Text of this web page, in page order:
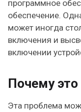
программное
обеспечение.
может иногда
включения и
включении
Почему это
Эта проблема